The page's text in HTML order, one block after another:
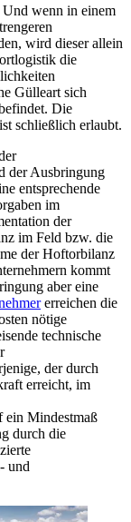
wenn in einem
wird dieser allein
die
Gülleart sich
Die
schließlich erlaubt.
der Ausbringung
entsprechende
im
der
im Feld bzw. die
der Hoftorbilanz
kommt
aber eine
erreichen die
nötige
technische
der durch
erreicht, im
ein Mindestmaß
durch die
und